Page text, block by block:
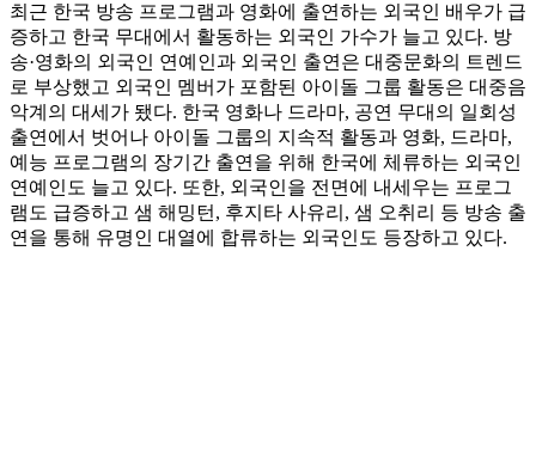
최근 한국 방송 프로그램과 영화에 출연하는 외국인 배우가 급
증하고 한국 무대에서 활동하는 외국인 가수가 늘고 있다. 방
송·영화의 외국인 연예인과 외국인 출연은 대중문화의 트렌드
로 부상했고 외국인 멤버가 포함된 아이돌 그룹 활동은 대중음
악계의 대세가 됐다. 한국 영화나 드라마, 공연 무대의 일회성
출연에서 벗어나 아이돌 그룹의 지속적 활동과 영화, 드라마,
예능 프로그램의 장기간 출연을 위해 한국에 체류하는 외국인
연예인도 늘고 있다. 또한, 외국인을 전면에 내세우는 프로그
램도 급증하고 샘 해밍턴, 후지타 사유리, 샘 오취리 등 방송 출
연을 통해 유명인 대열에 합류하는 외국인도 등장하고 있다.